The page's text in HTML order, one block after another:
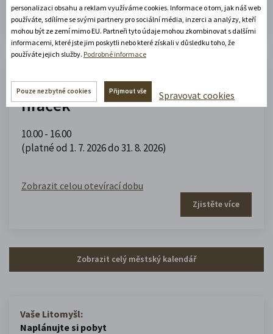
Zjistěte více
Muzeum domečků, panenek a
hraček
10.00 - 16.00
(platné od 1. 7. 2026 do 31. 8. 2026)
Zobrazit celou otevírací dobu
Zjistěte více
Zobrazit celý městský kalendář
Vaše Litomyšl:
Naplánujte si pobyt
personalizaci obsahu a reklam využíváme cookies. Informace o tom, jak náš web
používáte, sdílíme se svými partnery pro sociální média, inzerci a analýzy, kteří
mohou být ze zemí mimo EU. Partneři tyto údaje mohou zkombinovat s dalšími
informacemi, které jste jim poskytli nebo které získali v důsledku toho, že
používáte jejich služby. Podrobné informace
Pouze nezbytné cookies Přijmout vše Spravovat cookies